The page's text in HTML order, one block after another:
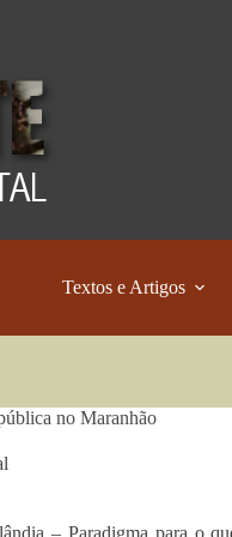
Textos e Artigos
no Maranhão
– Paradigma para o